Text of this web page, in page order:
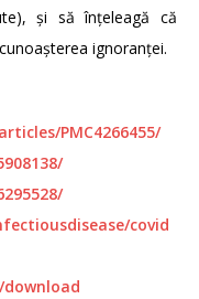
și să înțeleagă că
ignoranței.
PMC4266455/
covid